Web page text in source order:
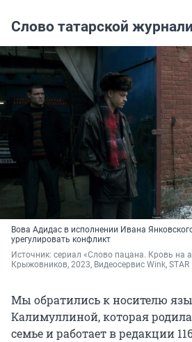
Слово татарской
Вова Адидас в исполнении Ивана
урегулировать конфликт
Источник: сериал «Слово пацана. Кровь на
Крыжовников, 2023, Видеосервис Wink, STAR
Мы обратились к носителю
Калимуллиной, которая
семье и работает в редакции